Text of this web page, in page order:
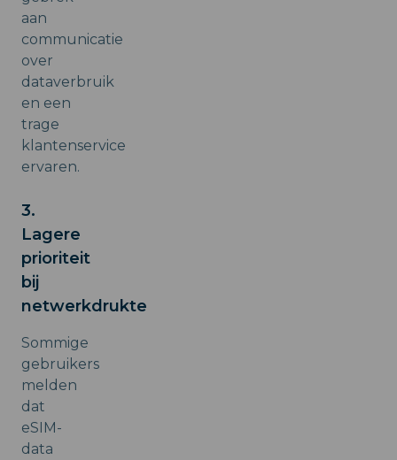
aan
communicatie
over
dataverbruik
en een
trage
klantenservice
ervaren.
3.
Lagere
prioriteit
bij
netwerkdrukte
Sommige
gebruikers
melden
dat
eSIM-
data